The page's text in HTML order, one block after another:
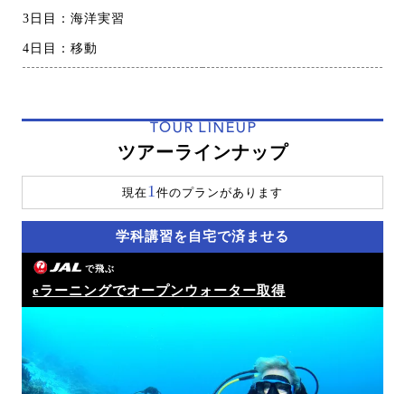
3日目：海洋実習
4日目：移動
TOUR LINEUP
ツアーラインナップ
現在1 件のプランがあります
学科講習を自宅で済ませる
で飛ぶ
eラーニングでオープンウォーター取得